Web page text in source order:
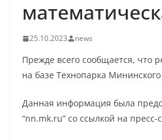
25.10.2023 news
Прежде всего сообщается, что
на базе Технопарка
Данная информация была
“nn.mk.ru” со ссылкой на пресс-